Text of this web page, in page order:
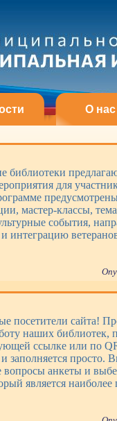
О нас
библиотеки
для
мастер-классы,
события,
интеграцию
посетители сайта!
наших библиотек,
ссылке или по
заполняется просто.
вопросы анкеты и
является